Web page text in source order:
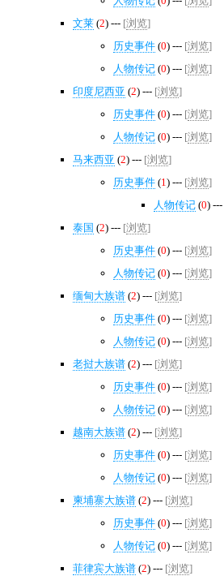
文莱(2) --- [浏览]
历史事件(0) --- [浏览]
人物传记(0) --- [浏览]
印度尼西亚 (2) --- [浏览]
历史事件(0) --- [浏览]
人物传记(0) --- [浏览]
马来西亚 (2) --- [浏览]
历史事件(1) --- [浏览]
人物传记(0) ---
泰国 (2) --- [浏览]
历史事件(0) --- [浏览]
人物传记(0) --- [浏览]
缅甸大族谱(2) --- [浏览]
历史事件(0) --- [浏览]
人物传记(0) --- [浏览]
老挝大族谱(2) --- [浏览]
历史事件(0) --- [浏览]
人物传记(0) --- [浏览]
越南大族谱(2) --- [浏览]
历史事件(0) --- [浏览]
人物传记(0) --- [浏览]
柬埔寨大族谱(2) --- [浏览]
历史事件(0) --- [浏览]
人物传记(0) --- [浏览]
菲律宾大族谱(2) --- [浏览]